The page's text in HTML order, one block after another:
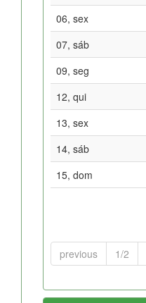
06, sex
07, sáb
09, seg
12, qui
13, sex
14, sáb
15, dom
previous 1/2